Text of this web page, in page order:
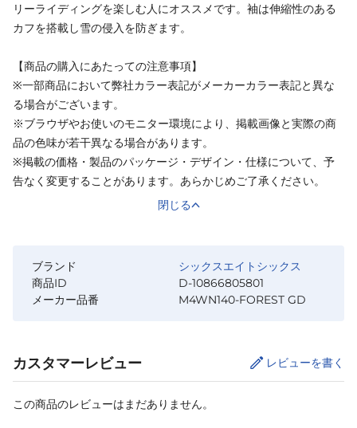
リーライディングを楽しむ人にオススメです。袖は伸縮性のある
カフを搭載し雪の侵入を防ぎます。
【商品の購入にあたっての注意事項】
※一部商品において弊社カラー表記がメーカーカラー表記と異な
る場合がございます。
※ブラウザやお使いのモニター環境により、掲載画像と実際の商
品の色味が若干異なる場合があります。
※掲載の価格・製品のパッケージ・デザイン・仕様について、予
告なく変更することがあります。あらかじめご了承ください。
閉じる
ブランド
シックスエイトシックス
商品ID
D-10866805801
メーカー品番
M4WN140-FOREST GD
カスタマーレビュー レビューを書く
この商品のレビューはまだありません。